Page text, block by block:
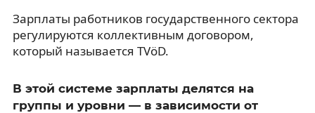
Зарплаты работников государственного сектора
регулируются коллективным договором,
который называется TVöD.
В этой системе зарплаты делятся на
группы и уровни — в зависимости от